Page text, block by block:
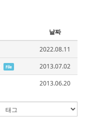
날짜
2022.08.11
File
2013.07.02
2013.06.20